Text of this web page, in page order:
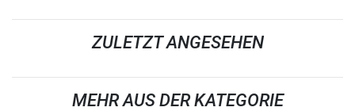
ZULETZT ANGESEHEN
MEHR AUS DER KATEGORIE